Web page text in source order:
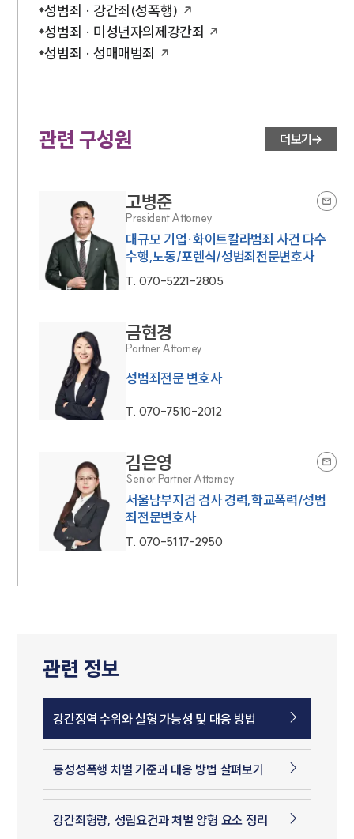
성범죄 · 강간죄(성폭행)
성범죄 · 미성년자의제강간죄
성범죄 · 성매매범죄
관련 구성원 더보기
고병준
President Attorney
대규모 기업·화이트칼라범죄 사건 다수
수행,노동/포렌식/성범죄전문변호사
T. 070-5221-2805
금현경
Partner Attorney
성범죄전문 변호사
T. 070-7510-2012
김은영
Senior Partner Attorney
서울남부지검 검사 경력,학교폭력/성범
죄전문변호사
T. 070-5117-2950
관련 정보
강간징역 수위와 실형 가능성 및 대응 방법
동성성폭행 처벌 기준과 대응 방법 살펴보기
강간죄형량, 성립요건과 처벌 양형 요소 정리